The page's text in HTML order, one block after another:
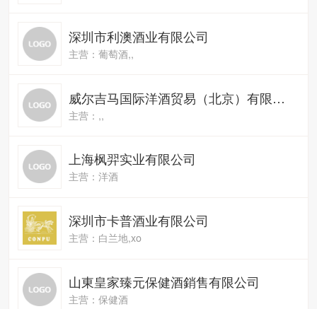
深圳市利澳酒业有限公司
主营：葡萄酒,,
威尔吉马国际洋酒贸易（北京）有限公司
主营：,,
上海枫羿实业有限公司
主营：洋酒
深圳市卡普酒业有限公司
主营：白兰地,xo
山東皇家臻元保健酒銷售有限公司
主营：保健酒